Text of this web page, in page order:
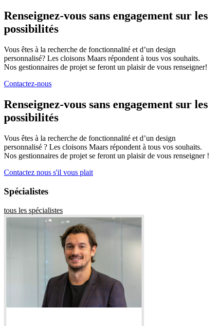
Renseignez-vous sans engagement sur les
possibilités
Vous êtes à la recherche de fonctionnalité et d’un design
personnalisé? Les cloisons Maars répondent à tous vos souhaits.
Nos gestionnaires de projet se feront un plaisir de vous renseigner!
Contactez-nous
Renseignez-vous sans engagement sur les
possibilités
Vous êtes à la recherche de fonctionnalité et d’un design
personnalisé ? Les cloisons Maars répondent à tous vos souhaits.
Nos gestionnaires de projet se feront un plaisir de vous renseigner !
Contactez nous s'il vous plait
Spécialistes
tous les spécialistes